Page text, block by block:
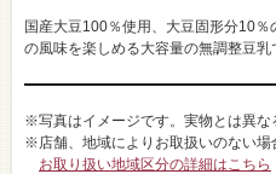
国産大豆100％使用、大豆固形分10
の風味を楽しめる大容量の無調整豆乳
※写真はイメージです。実物とは異な
※店舗、地域によりお取扱いのない場
お取り扱い地域区分の詳細はこちら